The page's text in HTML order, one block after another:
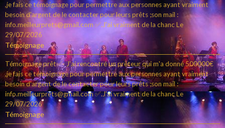
,je fais ce témoignage pour permettre aux personnes ayant vraiment
besoin d'argent de le contacter pour leurs prêts ;son mail :
info.meilleurprets@gmail.com ✅.J'ai vraiment de la chanc Le
29/07/2026
Témoignage
Témoignage prêt✅- J'ai rencontré un prêteur qui m'a donné 500000€
,je fais ce témoignage pour permettre aux personnes ayant vraiment
besoin d'argent de le contacter pour leurs prêts ;son mail :
info.meilleurprets@gmail.com ✅.J'ai vraiment de la chancLe
29/07/2026
Témoignage